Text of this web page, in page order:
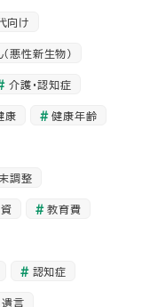
向け
（悪性新生物）
介護・認知症
康 健康年齢
調整
教育費
認知症
遺言